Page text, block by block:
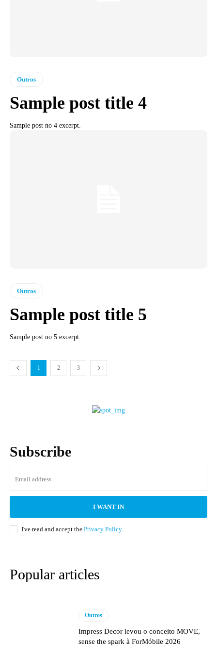
Outros
Sample post title 4
Sample post no 4 excerpt.
Outros
Sample post title 5
Sample post no 5 excerpt.
1 2 3
Subscribe
I WANT IN
I've read and accept the Privacy Policy.
Popular articles
Outros
Impress Decor levou o conceito MOVE,
sense the spark à ForMóbile 2026